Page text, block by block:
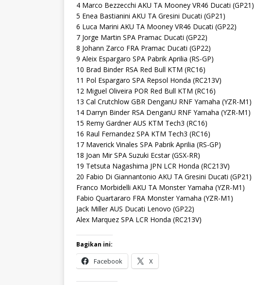
4 Marco Bezzecchi AKU TA Mooney VR46 Ducati (GP21)
5 Enea Bastianini AKU TA Gresini Ducati (GP21)
6 Luca Marini AKU TA Mooney VR46 Ducati (GP22)
7 Jorge Martin SPA Pramac Ducati (GP22)
8 Johann Zarco FRA Pramac Ducati (GP22)
9 Aleix Espargaro SPA Pabrik Aprilia (RS-GP)
10 Brad Binder RSA Red Bull KTM (RC16)
11 Pol Espargaro SPA Repsol Honda (RC213V)
12 Miguel Oliveira POR Red Bull KTM (RC16)
13 Cal Crutchlow GBR DenganU RNF Yamaha (YZR-M1)
14 Darryn Binder RSA DenganU RNF Yamaha (YZR-M1)
15 Remy Gardner AUS KTM Tech3 (RC16)
16 Raul Fernandez SPA KTM Tech3 (RC16)
17 Maverick Vinales SPA Pabrik Aprilia (RS-GP)
18 Joan Mir SPA Suzuki Ecstar (GSX-RR)
19 Tetsuta Nagashima JPN LCR Honda (RC213V)
20 Fabio Di Giannantonio AKU TA Gresini Ducati (GP21)
Franco Morbidelli AKU TA Monster Yamaha (YZR-M1)
Fabio Quartararo FRA Monster Yamaha (YZR-M1)
Jack Miller AUS Ducati Lenovo (GP22)
Alex Marquez SPA LCR Honda (RC213V)
Bagikan ini:
Facebook X